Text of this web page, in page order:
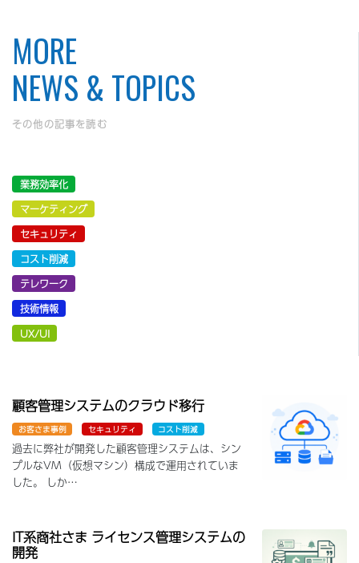
MORE
NEWS & TOPICS
その他の記事を読む
業務効率化
マーケティング
セキュリティ
コスト削減
テレワーク
技術情報
UX/UI
顧客管理システムのクラウド移行
お客さま事例 セキュリティ コスト削減
過去に弊社が開発した顧客管理システムは、シン
プルなVM（仮想マシン）構成で運用されていま
した。 しか…
IT系商社さま ライセンス管理システムの
開発